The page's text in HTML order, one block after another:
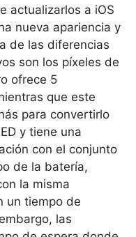
actualizarlos a iOS
nueva apariencia y
de las diferencias
son los píxeles de
ofrece 5
que este
para convertirlo
y tiene una
con el conjunto
de la batería,
la misma
un tiempo de
las